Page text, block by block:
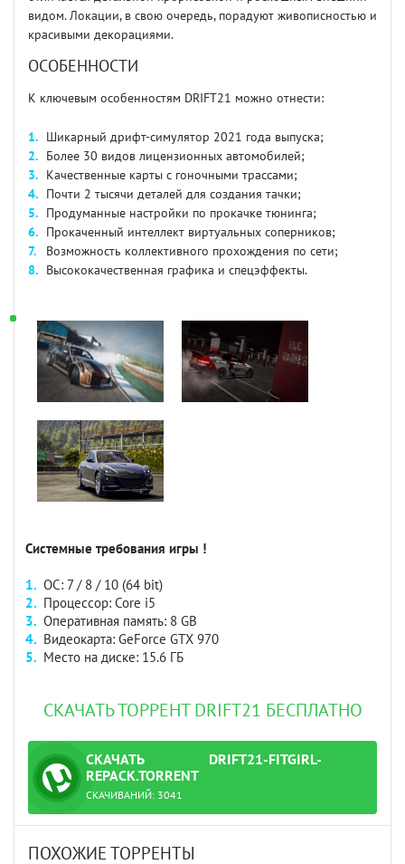
видом. Локации, в свою очередь, порадуют живописностью и
красивыми декорациями.
ОСОБЕННОСТИ
К ключевым особенностям DRIFT21 можно отнести:
Шикарный дрифт-симулятор 2021 года выпуска;
Более 30 видов лицензионных автомобилей;
Качественные карты с гоночными трассами;
Почти 2 тысячи деталей для создания тачки;
Продуманные настройки по прокачке тюнинга;
Прокаченный интеллект виртуальных соперников;
Возможность коллективного прохождения по сети;
Высококачественная графика и спецэффекты.
Системные требования игры !
ОС: 7 / 8 / 10 (64 bit)
Процессор: Core i5
Оперативная память: 8 GB
Видеокарта: GeForce GTX 970
Место на диске: 15.6 ГБ
СКАЧАТЬ ТОРРЕНТ DRIFT21 БЕСПЛАТНО
СКАЧАТЬ
ТОРРЕНТ
DRIFT21-FITGIRL-
REPACK.TORRENT
СКАЧИВАНИЙ: 3041
ПОХОЖИЕ ТОРРЕНТЫ